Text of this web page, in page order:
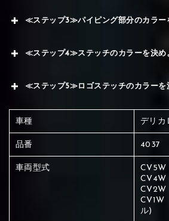
≪ステップ3≫パイピング部分のカラー
≪ステップ4≫ステッチのカラーを決め
≪ステップ5≫ロゴステッチのカラーを
車種 デリカ
品番 4037
車両型式
CV1W
ル)